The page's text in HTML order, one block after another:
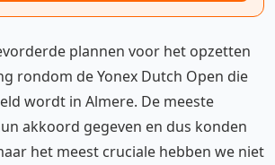
plannen voor het opzetten
rondom de Yonex Dutch Open die
wordt in Almere. De meeste
akkoord gegeven en dus konden
het meest cruciale hebben we niet